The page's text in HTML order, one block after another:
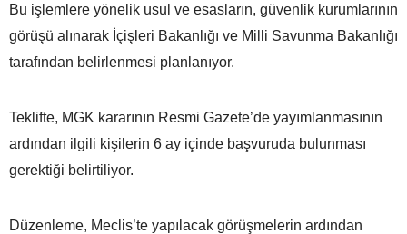
Bu işlemlere yönelik usul ve esasların, güvenlik kurumlarının
görüşü alınarak İçişleri Bakanlığı ve Milli Savunma Bakanlığı
tarafından belirlenmesi planlanıyor.
Teklifte, MGK kararının Resmi Gazete’de yayımlanmasının
ardından ilgili kişilerin 6 ay içinde başvuruda bulunması
gerektiği belirtiliyor.
Düzenleme, Meclis’te yapılacak görüşmelerin ardından